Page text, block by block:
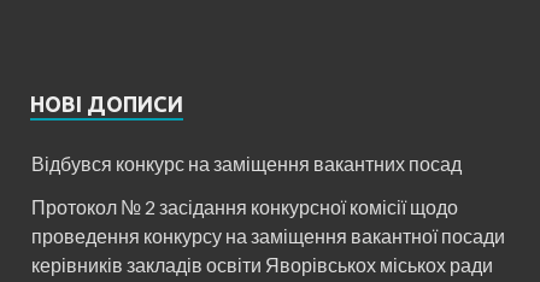
НОВІ ДОПИСИ
Відбувся конкурс на заміщення вакантних посад
Протокол № 2 засідання конкурсної комісії щодо
проведення конкурсу на заміщення вакантної посади
керівників закладів освіти Яворівськох міськох ради